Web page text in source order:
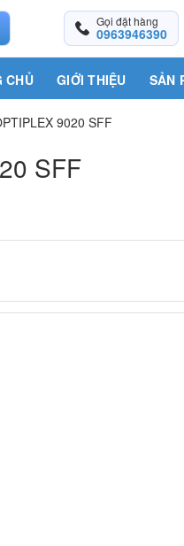
Gọi đặt hàng
0963946390
CHỦ GIỚI THIỆU SẢN
9020 SFF
SFF